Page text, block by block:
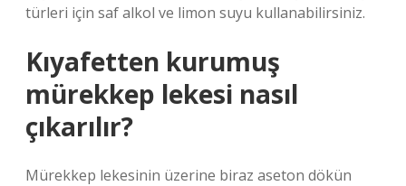
türleri için saf alkol ve limon suyu kullanabilirsiniz.
Kıyafetten kurumuş
mürekkep lekesi nasıl
çıkarılır?
Mürekkep lekesinin üzerine biraz aseton dökün